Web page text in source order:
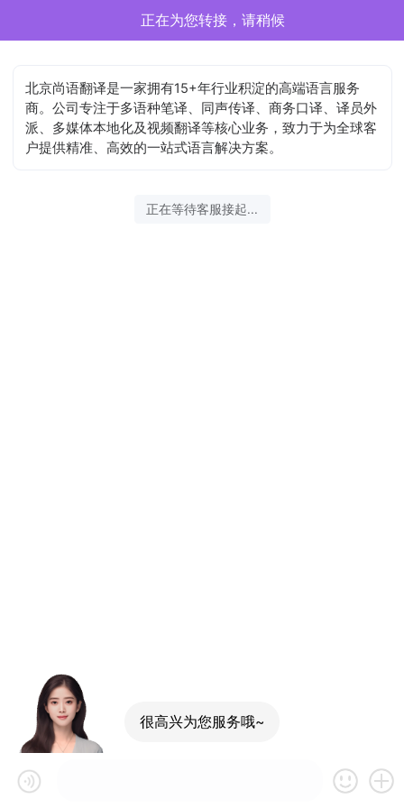
正在为您转接，请稍候
北京尚语翻译是一家拥有15+年行业积淀的高端语言服务
商。公司专注于多语种笔译、同声传译、商务口译、译员外
派、多媒体本地化及视频翻译等核心业务，致力于为全球客
户提供精准、高效的一站式语言解决方案。
正在等待客服接起...
很高兴为您服务哦~